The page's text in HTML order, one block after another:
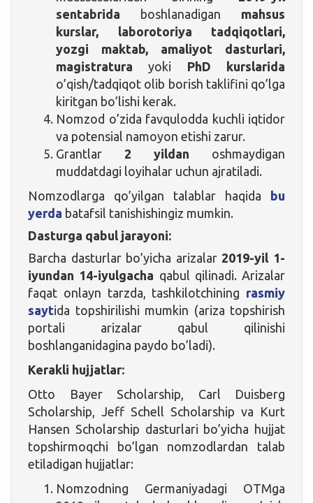
sentabrida boshlanadigan mahsus
kurslar, laborotoriya tadqiqotlari,
yozgi maktab, amaliyot dasturlari,
magistraturayoki PhD kurslarida
o’qish/tadqiqot olib borish taklifini qo’lga
kiritgan bo’lishi kerak.
Nomzod o’zida favqulodda kuchli iqtidor
va potensial namoyon etishi zarur.
Grantlar 2 yildan oshmaydigan
muddatdagi loyihalar uchun ajratiladi.
Nomzodlarga qo’yilgan talablar haqida bu
yerda batafsil tanishishingiz mumkin.
Dasturga qabul jarayoni:
Barcha dasturlar bo’yicha arizalar 2019-yil 1-
iyundan 14-iyulgacha qabul qilinadi. Arizalar
faqat onlayn tarzda, tashkilotchining rasmiy
saytida topshirilishi mumkin (ariza topshirish
portali arizalar qabul qilinishi
boshlanganidagina paydo bo’ladi).
Kerakli hujjatlar:
Otto Bayer Scholarship, Carl Duisberg
Scholarship, Jeff Schell Scholarship va Kurt
Hansen Scholarship dasturlari bo’yicha hujjat
topshirmoqchi bo’lgan nomzodlardan talab
etiladigan hujjatlar:
Nomzodning Germaniyadagi OTMga